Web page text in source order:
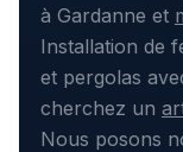
à Gardanne et
Installation de
et pergolas
cherchez un
Nous posons